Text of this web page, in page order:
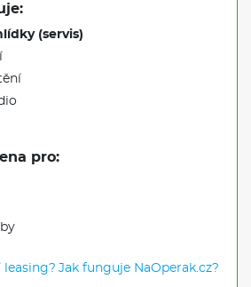
(servis)
pro:
leasing? Jak funguje NaOperak.cz?